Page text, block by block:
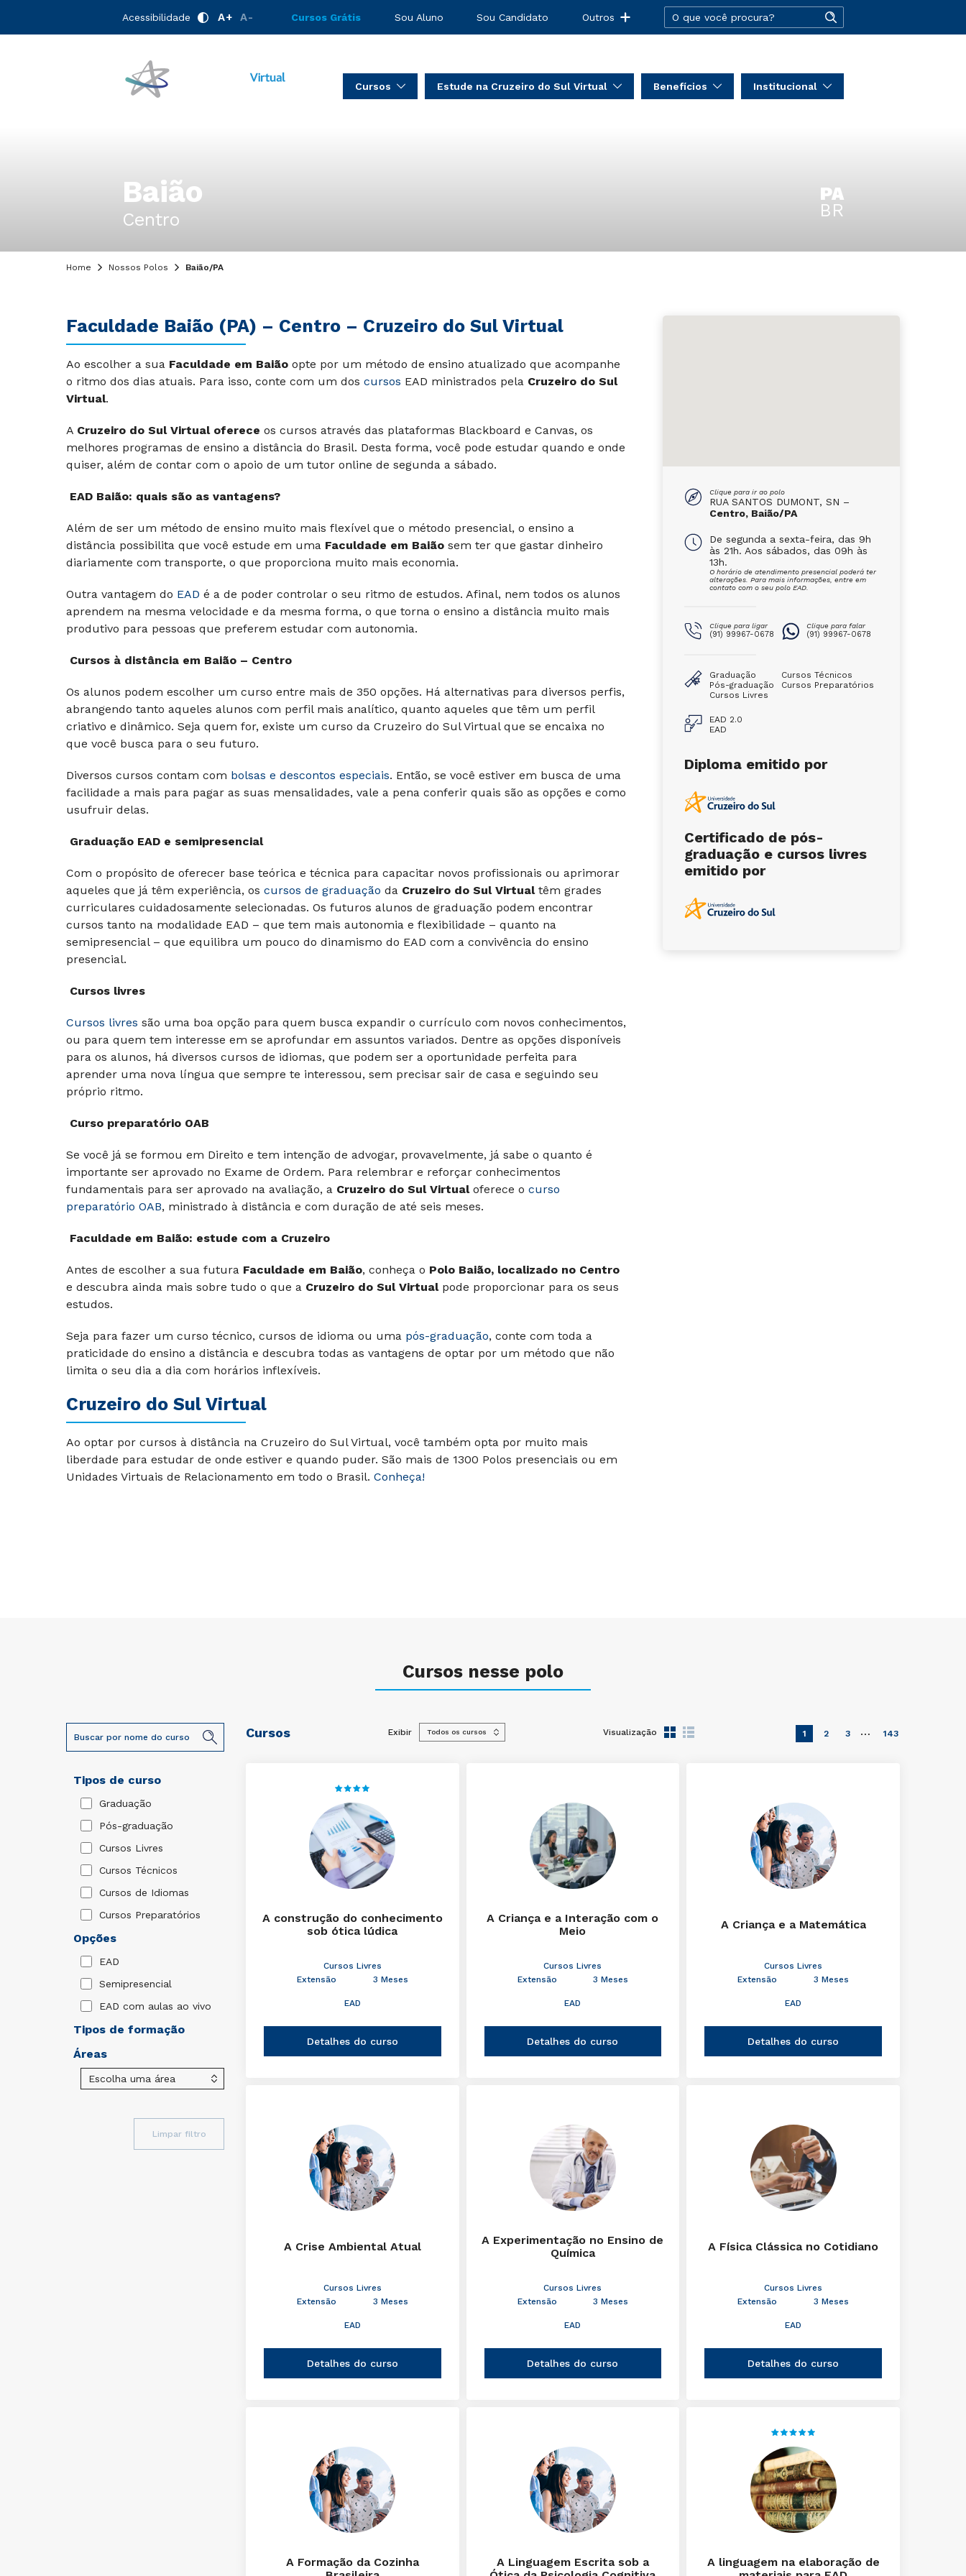
Acessibilidade A+ A- Cursos Grátis Sou Aluno Sou Candidato Outros
Cursos Estude na Cruzeiro do Sul Virtual Benefícios Institucional
Baião
Centro
PA
BR
Home Nossos Polos Baião/PA
Faculdade Baião (PA) – Centro – Cruzeiro do Sul Virtual
Ao escolher a sua Faculdade em Baião opte por um método de ensino atualizado que acompanhe
o ritmo dos dias atuais. Para isso, conte com um dos cursos EAD ministrados pela Cruzeiro do Sul
Virtual.
A Cruzeiro do Sul Virtual oferece os cursos através das plataformas Blackboard e Canvas, os
melhores programas de ensino a distância do Brasil. Desta forma, você pode estudar quando e onde
quiser, além de contar com o apoio de um tutor online de segunda a sábado.
EAD Baião: quais são as vantagens?
Além de ser um método de ensino muito mais flexível que o método presencial, o ensino a
distância possibilita que você estude em uma Faculdade em Baião sem ter que gastar dinheiro
diariamente com transporte, o que proporciona muito mais economia.
Outra vantagem do EAD é a de poder controlar o seu ritmo de estudos. Afinal, nem todos os alunos
aprendem na mesma velocidade e da mesma forma, o que torna o ensino a distância muito mais
produtivo para pessoas que preferem estudar com autonomia.
Cursos à distância em Baião – Centro
Os alunos podem escolher um curso entre mais de 350 opções. Há alternativas para diversos perfis,
abrangendo tanto aqueles alunos com perfil mais analítico, quanto aqueles que têm um perfil
criativo e dinâmico. Seja quem for, existe um curso da Cruzeiro do Sul Virtualque se encaixa no
que você busca para o seu futuro.
Diversos cursos contam com bolsas e descontos especiais. Então, se você estiver em busca de uma
facilidade a mais para pagar as suas mensalidades, vale a pena conferir quais são as opções e como
usufruir delas.
Graduação EAD e semipresencial
Com o propósito de oferecer base teórica e técnica para capacitar novos profissionais ou aprimorar
aqueles que já têm experiência, os cursos de graduação da Cruzeiro do Sul Virtualtêm grades
curriculares cuidadosamente selecionadas. Os futuros alunos de graduação podem encontrar
cursos tanto na modalidade EAD – que tem mais autonomia e flexibilidade – quanto na
semipresencial – que equilibra um pouco do dinamismo do EAD com a convivência do ensino
presencial.
Cursos livres
Cursos livres são uma boa opção para quem busca expandir o currículo com novos conhecimentos,
ou para quem tem interesse em se aprofundar em assuntos variados. Dentre as opções disponíveis
para os alunos, há diversos cursos de idiomas, que podem ser a oportunidade perfeita para
aprender uma nova língua que sempre te interessou, sem precisar sair de casa e seguindo seu
próprio ritmo.
Curso preparatório OAB
Se você já se formou em Direito e tem intenção de advogar, provavelmente, já sabe o quanto é
importante ser aprovado no Exame de Ordem. Para relembrar e reforçar conhecimentos
fundamentais para ser aprovado na avaliação, a Cruzeiro do Sul Virtualoferece o curso
preparatório OAB, ministrado à distância e com duração de até seis meses.
Faculdade em Baião: estude com a Cruzeiro
Antes de escolher a sua futura Faculdade em Baião, conheça o Polo Baião, localizado no Centro
e descubra ainda mais sobre tudo o que a Cruzeiro do Sul Virtualpode proporcionar para os seus
estudos.
Seja para fazer um curso técnico, cursos de idioma ou uma pós-graduação, conte com toda a
praticidade do ensino a distância e descubra todas as vantagens de optar por um método que não
limita o seu dia a dia com horários inflexíveis.
Cruzeiro do Sul Virtual
Ao optar por cursos à distância na Cruzeiro do Sul Virtual, você também opta por muito mais
liberdade para estudar de onde estiver e quando puder. São mais de 1300 Polos presenciais ou em
Unidades Virtuais de Relacionamento em todo o Brasil. Conheça!
Clique para ir ao polo
RUA SANTOS DUMONT, SN –
Centro, Baião/PA
De segunda a sexta-feira, das 9h
às 21h. Aos sábados, das 09h às
13h.
O horário de atendimento presencial poderá ter
alterações. Para mais informações, entre em
contato com o seu polo EAD.
Clique para ligar
(91) 99967-0678
Clique para falar
(91) 99967-0678
Graduação
Pós-graduação
Cursos Livres
Cursos Técnicos
Cursos Preparatórios
EAD 2.0
EAD
Diploma emitido por
Certificado de pós-
graduação e cursos livres
emitido por
Cursos nesse polo
Tipos de curso
Graduação
Pós-graduação
Cursos Livres
Cursos Técnicos
Cursos de Idiomas
Cursos Preparatórios
Opções
EAD
Semipresencial
EAD com aulas ao vivo
Tipos de formação
Áreas
Limpar filtro
Cursos Exibir Visualização 1 2 3 … 143
A construção do conhecimento
sob ótica lúdica
Cursos Livres
Extensão
3 Meses
EAD
Detalhes do curso
A Criança e a Interação com o
Meio
Cursos Livres
Extensão
3 Meses
EAD
Detalhes do curso
A Criança e a Matemática
Cursos Livres
Extensão
3 Meses
EAD
Detalhes do curso
A Crise Ambiental Atual
Cursos Livres
Extensão
3 Meses
EAD
Detalhes do curso
A Experimentação no Ensino de
Química
Cursos Livres
Extensão
3 Meses
EAD
Detalhes do curso
A Física Clássica no Cotidiano
Cursos Livres
Extensão
3 Meses
EAD
Detalhes do curso
A Formação da Cozinha
A Linguagem Escrita sob a
A linguagem na elaboração de